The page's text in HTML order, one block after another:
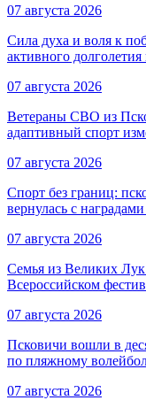
07 августа 2026
Сила духа и воля к
активного
07 августа 2026
Ветераны СВО из
адаптивный спорт
07 августа 2026
Спорт без границ:
вернулась с
07 августа 2026
Семья из Великих Лук
Всероссийском
07 августа 2026
Псковичи вошли в
по пляжному
07 августа 2026